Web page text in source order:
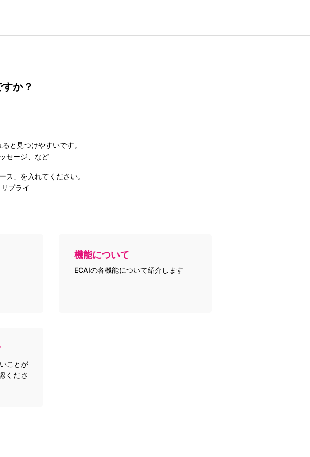
か？
と 見つけやすいです。
セージ、など
ス」を入れてください。
プライ
機能について
ECAIの各機能について紹介します
ことが
くださ